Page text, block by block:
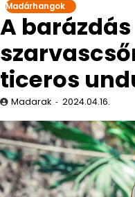
Madárhangok
A barázdás
ticeros
Madarak 2024.04.16.